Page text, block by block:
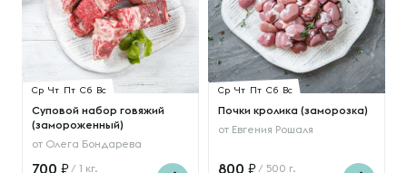
Ср Чт Пт Сб Вс
Суповой набор говяжий
(замороженный)
от Олега Бондарева
700 / 1 кг.
Ср Чт Пт Сб Вс
Почки кролика (заморозка)
от Евгения Рошаля
800 / 500 г.